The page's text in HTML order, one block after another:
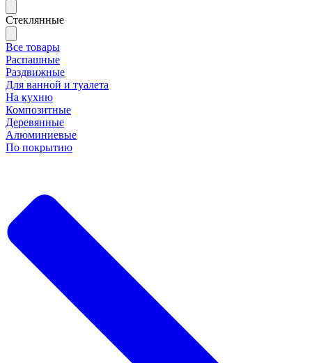
Стеклянные
Все товары
Распашные
Раздвижные
Для ванной и туалета
На кухню
Композитные
Деревянные
Алюминиевые
По покрытию